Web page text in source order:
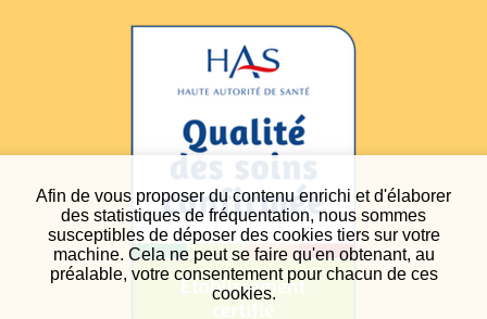
Afin de vous proposer du contenu enrichi et d'élaborer
des statistiques de fréquentation, nous sommes
susceptibles de déposer des cookies tiers sur votre
machine. Cela ne peut se faire qu'en obtenant, au
préalable, votre consentement pour chacun de ces
cookies.